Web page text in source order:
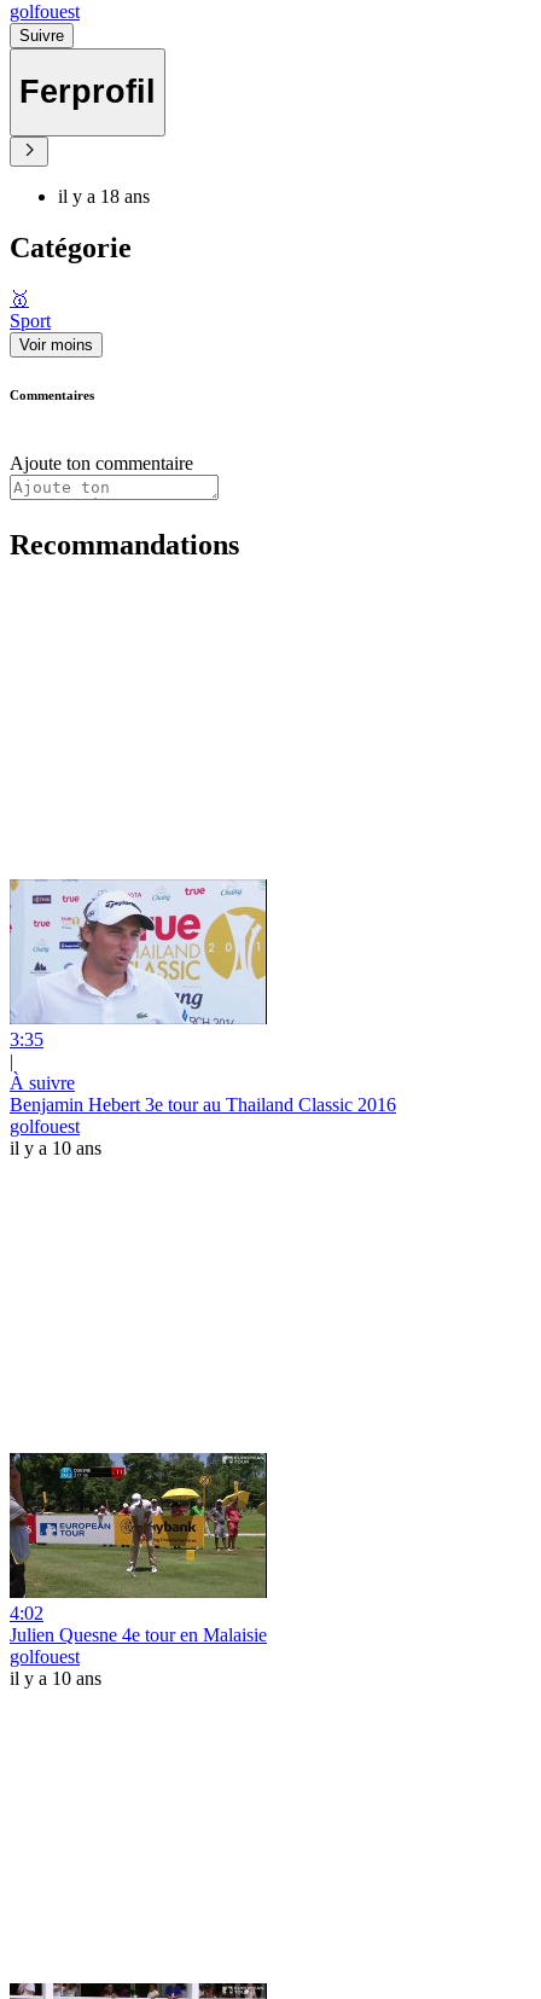
golfouest
Suivre
Ferprofil
il y a 18 ans
Catégorie
🥇
Sport
Voir moins
Commentaires
Ajoute ton commentaire
Recommandations
3:35
|
À suivre
Benjamin Hebert 3e tour au Thailand Classic 2016
golfouest
il y a 10 ans
4:02
Julien Quesne 4e tour en Malaisie
golfouest
il y a 10 ans